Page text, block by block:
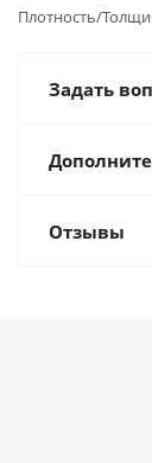
Плотность/
Задать
Отзывы